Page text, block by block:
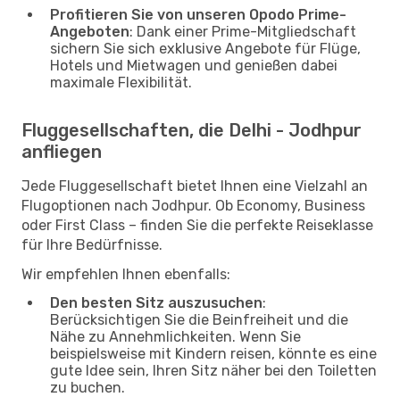
Profitieren Sie von unseren Opodo Prime-
Angeboten: Dank einer Prime-Mitgliedschaft
sichern Sie sich exklusive Angebote für Flüge,
Hotels und Mietwagen und genießen dabei
maximale Flexibilität.
Fluggesellschaften, die Delhi - Jodhpur
anfliegen
Jede Fluggesellschaft bietet Ihnen eine Vielzahl an
Flugoptionen nach Jodhpur. Ob Economy, Business
oder First Class – finden Sie die perfekte Reiseklasse
für Ihre Bedürfnisse.
Wir empfehlen Ihnen ebenfalls:
Den besten Sitz auszusuchen:
Berücksichtigen Sie die Beinfreiheit und die
Nähe zu Annehmlichkeiten. Wenn Sie
beispielsweise mit Kindern reisen, könnte es eine
gute Idee sein, Ihren Sitz näher bei den Toiletten
zu buchen.